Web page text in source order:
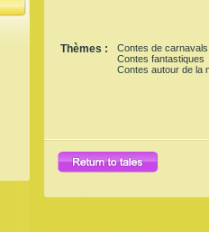
Thèmes :
Contes de carnavals
Contes fantastiques
Contes autour de la